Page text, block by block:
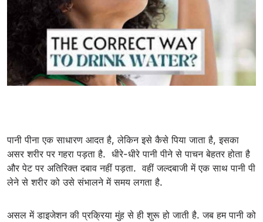
पानी पीना एक साधारण आदत है, लेकिन इसे कैसे पिया जाता है, इसका
असर शरीर पर गहरा पड़ता है. धीरे-धीरे पानी पीने से पाचन बेहतर होता है
और पेट पर अतिरिक्त दबाव नहीं पड़ता. वहीं जल्दबाजी में एक साथ पानी पी
लेने से शरीर को उसे संभालने में समय लगता है.
असल में डाइजेशन की प्रक्रिया मुंह से ही शुरू हो जाती है. जब हम पानी को